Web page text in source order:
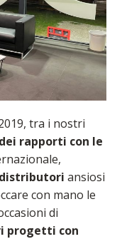
tra i nostri
rapporti con le
ansiosi
con mano le
di
progetti con